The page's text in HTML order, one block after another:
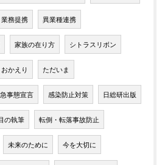
業務提携 異業種連携
家族の在り方 シトラスリボン
おかえり ただいま
事態宣言 感染防止対策 日総研出版
の執筆 転倒・転落事故防止
未来のために 今を大切に